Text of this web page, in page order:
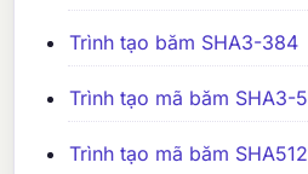
Trình tạo băm SHA3-384
Trình tạo mã băm SHA3-
Trình tạo mã băm SHA512